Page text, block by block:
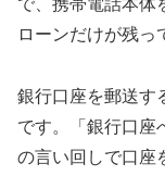
ローンだけが残っ
銀行口座を郵送す
です。「銀行口座
の言い回しで口座